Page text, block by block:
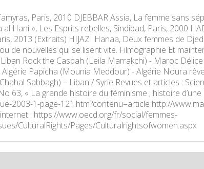
Paris, 2010 DJEBBAR Assia, La femme sans
Hani », Les Esprits rebelles, Sindibad, Paris, 2000
2013 (Extraits) HIJAZI Hanaa, Deux femmes de
de nouvelles qui se lisent vite. Filmographie Et
Rock the Casbah (Leila Marrakchi) - Maroc
Papicha (Mounia Meddour) - Algérie Noura
Sabbagh) – Liban / Syrie Revues et articles :
63, « La grande histoire du féminisme ; histoire d’une
2003-1-page-121.htm?contenu=article http://
: https://www.oecd.org/fr/social/femmes-
CulturalRights/Pages/Culturalrightsofwomen.aspx